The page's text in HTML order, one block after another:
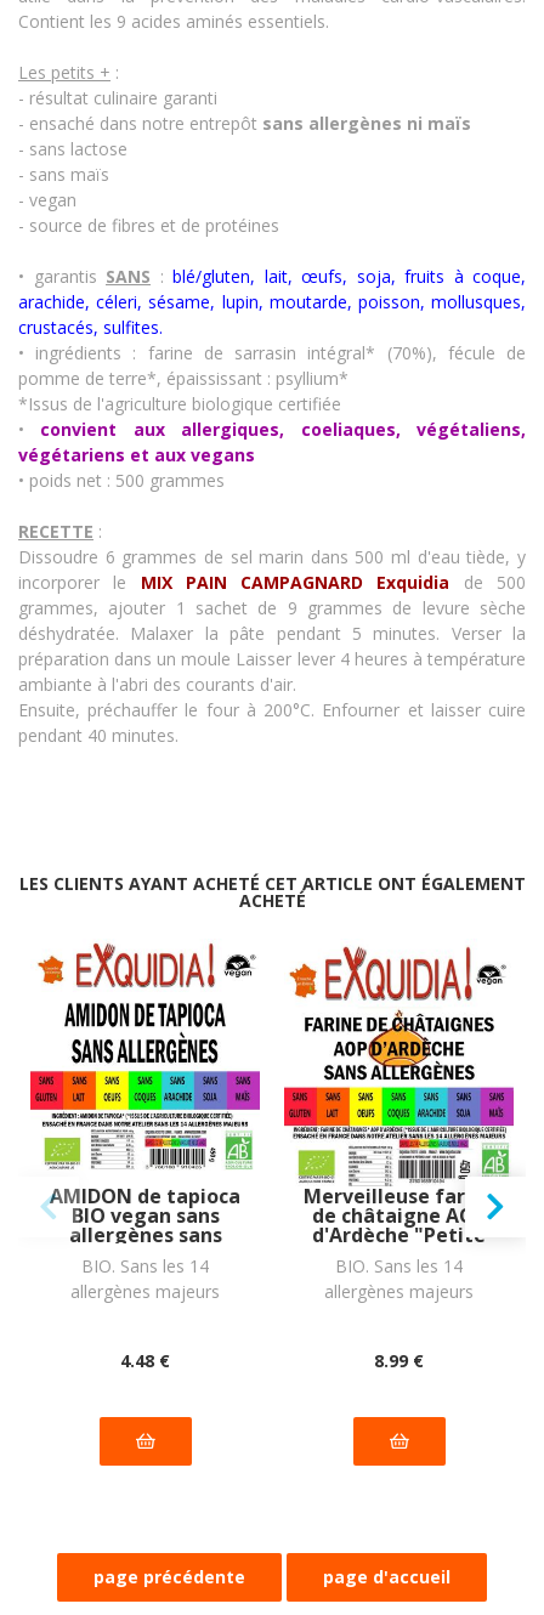
Contient les 9 acides aminés essentiels.
Les petits + :
- résultat culinaire garanti
- ensaché dans notre entrepôt sans allergènes ni maïs
- sans lactose
- sans maïs
- vegan
- source de fibres et de protéines
• garantis SANS : blé/gluten, lait, œufs, soja, fruits à coque,
arachide, céleri, sésame, lupin, moutarde, poisson, mollusques,
crustacés, sulfites.
• ingrédients : farine de sarrasin intégral* (70%), fécule de
pomme de terre*, épaississant : psyllium*
*Issus de l'agriculture biologique certifiée
• convient aux allergiques, coeliaques, végétaliens,
végétariens et aux vegans
• poids net : 500 grammes
RECETTE :
Dissoudre 6 grammes de sel marin dans 500 ml d'eau tiède, y
incorporer le
MIX PAIN CAMPAGNARD Exquidia de 500
grammes, ajouter 1 sachet de 9 grammes de levure sèche
déshydratée. Malaxer la pâte pendant 5 minutes. Verser la
préparation dans un moule Laisser lever 4 heures à température
ambiante à l'abri des courants d'air.
Ensuite, préchauffer le four à 200°C. Enfourner et laisser cuire
pendant 40 minutes.
LES CLIENTS AYANT ACHETÉ CET ARTICLE ONT ÉGALEMENT
ACHETÉ
AMIDON de tapioca
BIO vegan sans
allergènes sans
maïs Exquidia : 450
grammes
BIO. Sans les 14
allergènes majeurs
4.48 €
Merveilleuse farine
de châtaigne AOP
d'Ardèche "Petite
châtaigne" BIO
vegan sans
allergènes sans
BIO. Sans les 14
allergènes majeurs
8.99 €